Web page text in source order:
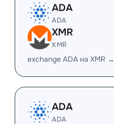
ADA
ADA
XMR
XMR
exchange ADA на XMR →
ADA
ADA